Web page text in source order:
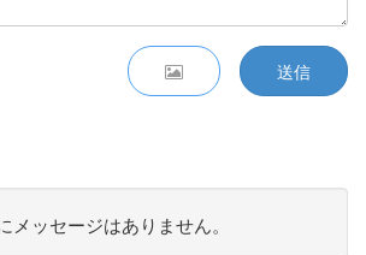
送信
メッセージはありません。